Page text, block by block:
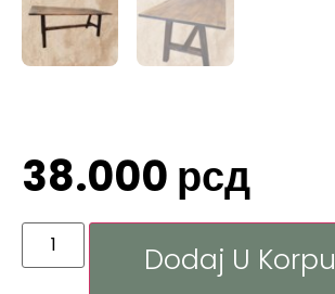
38.000 рсд
Dodaj U Korpu